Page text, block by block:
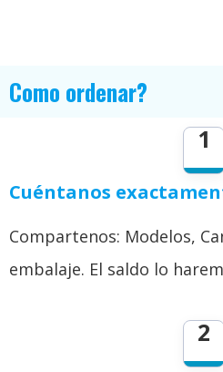
Como ordenar?
1
Cuéntanos
Compartenos: Modelos,
embalaje. El saldo lo
2